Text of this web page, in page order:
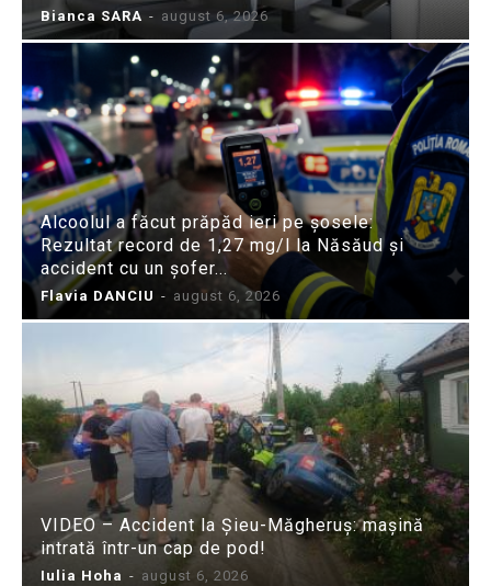
Bianca SARA - august 6, 2026
Alcoolul a făcut prăpăd ieri pe șosele:
Rezultat record de 1,27 mg/l la Năsăud și
accident cu un șofer...
Flavia DANCIU - august 6, 2026
VIDEO – Accident la Șieu-Măgheruș: mașină
intrată într-un cap de pod!
Iulia Hoha - august 6, 2026